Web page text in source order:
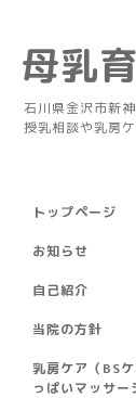
母乳
石川県金沢市新
授乳相談や乳房
トップページ
お知らせ
自己紹介
当院の方針
乳房ケア（BS
っぱいマッサー